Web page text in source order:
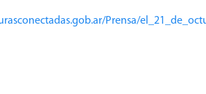
Prensa/